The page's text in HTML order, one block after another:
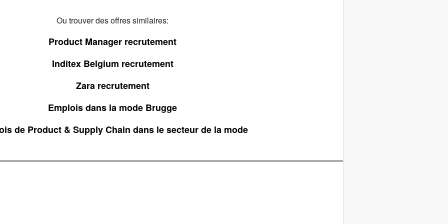
Ou trouver des offres similaires:
Product Manager recrutement
Inditex Belgium recrutement
Zara recrutement
Emplois dans la mode Brugge
de Product & Supply Chain dans le secteur de la mode